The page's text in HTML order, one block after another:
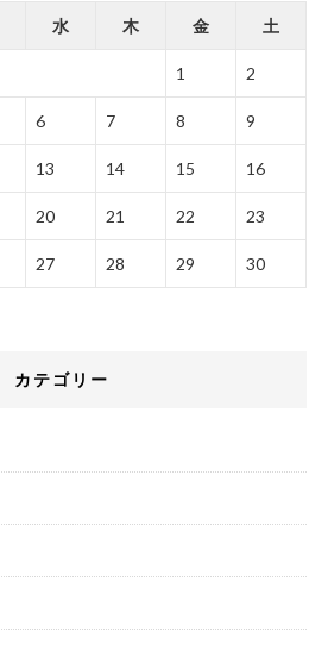
水 木 金 土
1 2
6 7 8 9
13 14 15 16
20 21 22 23
27 28 29
30
カテゴリー